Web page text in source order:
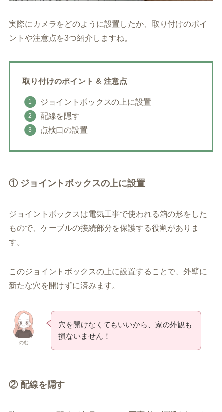
実際にカメラをどのように設置したか、取り付けのポイ
ントや注意点を3つ紹介しますね。
取り付けのポイント & 注意点
ジョイントボックスの上に設置
配線を隠す
点検口の設置
① ジョイントボックスの上に設置
ジョイントボックスは電気工事で使われる箱の形をした
もので、ケーブルの接続部分を保護する役割がありま
す。
このジョイントボックスの上に設置することで、外壁に
新たな穴を開けずに済みます。
のむ
穴を開けなくてもいいから、家の外観も
損ないません！
② 配線を隠す